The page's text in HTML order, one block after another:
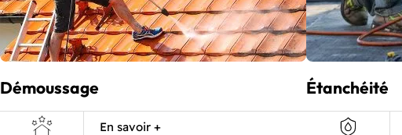
Démoussage
En savoir +
Étanchéité